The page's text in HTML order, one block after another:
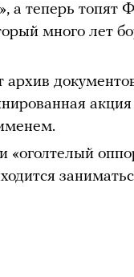
а теперь топят
много лет
архив